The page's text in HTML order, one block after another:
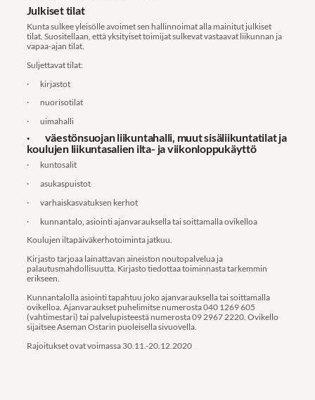
Julkiset tilat
Kunta sulkee yleisölle avoimet sen hallinnoimat alla mainitut julkiset
tilat. Suositellaan, että yksityiset toimijat sulkevat vastaavat liikunnan ja
vapaa-ajan tilat.
Suljettavat tilat:
· kirjastot
· nuorisotilat
· uimahalli
· väestönsuojan liikuntahalli, muut sisäliikuntatilat ja
koulujen liikuntasalien ilta- ja viikonloppukäyttö
· kuntosalit
· asukaspuistot
· varhaiskasvatuksen kerhot
· kunnantalo, asiointi ajanvarauksella tai soittamalla ovikelloa
Koulujen iltapäiväkerhotoiminta jatkuu.
Kirjasto tarjoaa lainattavan aineiston noutopalvelua ja
palautusmahdollisuutta. Kirjasto tiedottaa toiminnasta tarkemmin
erikseen.
Kunnantalolla asiointi tapahtuu joko ajanvarauksella tai soittamalla
ovikelloa. Ajanvaraukset puhelimitse numerosta 040 1269 605
(vahtimestari) tai palvelupisteestä numerosta 09 2967 2220. Ovikello
sijaitsee Aseman Ostarin puoleisella sivuovella.
Rajoitukset ovat voimassa 30.11.-20.12.2020